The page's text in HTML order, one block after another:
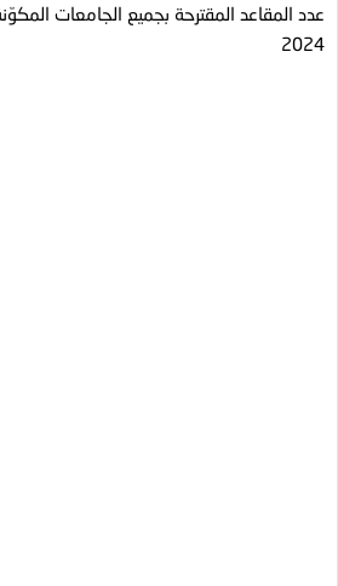
عدد المقاعد المقترحة بجميع الجامعات
2024